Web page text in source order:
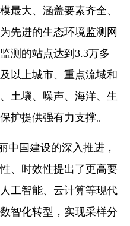
最大、涵盖要素齐全、
先进的生态环境监测网
测的站点达到3.3万多
以上城市、重点流域和
土壤、噪声、海洋、生
护提供强有力支撑。
中国建设的深入推进，
、时效性提出了更高要
工智能、云计算等现代
智化转型，实现采样分